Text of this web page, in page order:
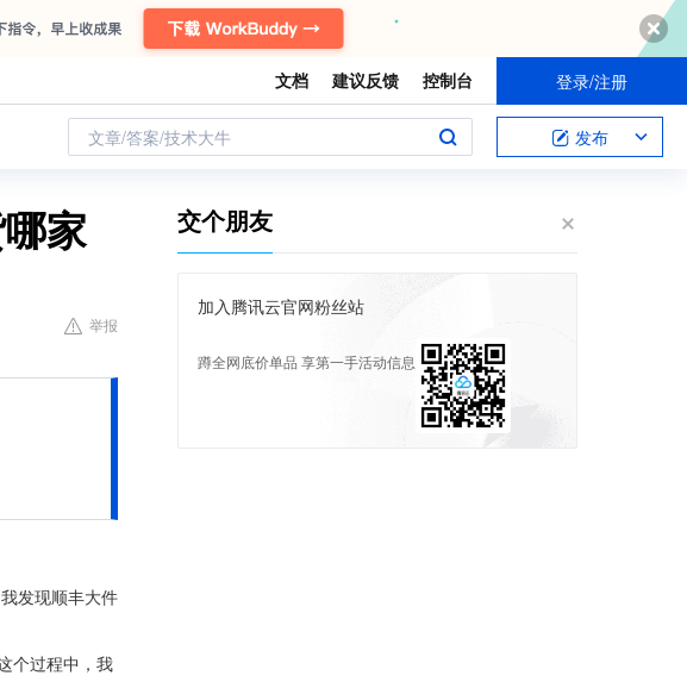
文档 建议反馈 控制台 登录/注册
文章/答案/技术大牛 发布
家
举报
发现顺丰大件
个过程中，我
交个朋友
加入腾讯云官网粉丝站
蹲全网底价单品 享第一手活动信息